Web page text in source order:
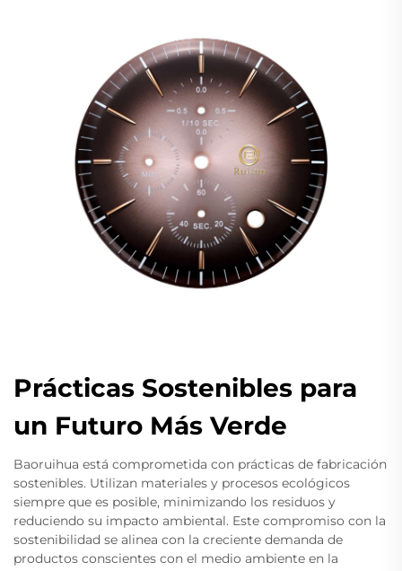
Prácticas Sostenibles para
un Futuro Más Verde
Baoruihua está comprometida con prácticas de fabricación
sostenibles. Utilizan materiales y procesos ecológicos
siempre que es posible, minimizando los residuos y
reduciendo su impacto ambiental. Este compromiso con la
sostenibilidad se alinea con la creciente demanda de
productos conscientes con el medio ambiente en la